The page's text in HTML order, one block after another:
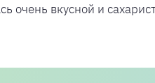
вкусной и